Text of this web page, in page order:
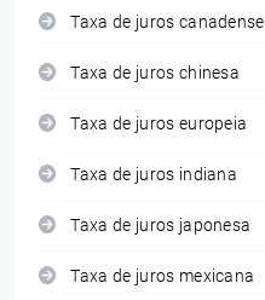
Taxa de juros canadense
Taxa de juros chinesa
Taxa de juros europeia
Taxa de juros indiana
Taxa de juros japonesa
Taxa de juros mexicana